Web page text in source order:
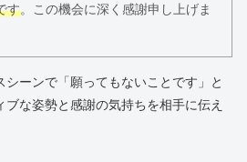
す。この機会に深く感謝申し上げま
シーンで「願ってもないことです」と
な姿勢と感謝の気持ちを相手に伝え